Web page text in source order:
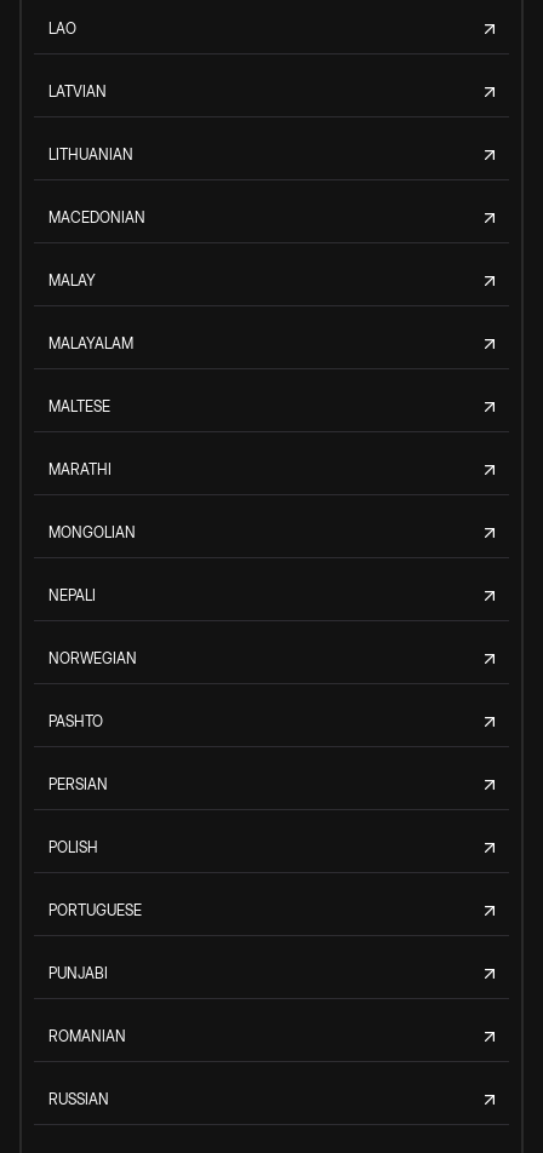
LAO
LATVIAN
LITHUANIAN
MACEDONIAN
MALAY
MALAYALAM
MALTESE
MARATHI
MONGOLIAN
NEPALI
NORWEGIAN
PASHTO
PERSIAN
POLISH
PORTUGUESE
PUNJABI
ROMANIAN
RUSSIAN